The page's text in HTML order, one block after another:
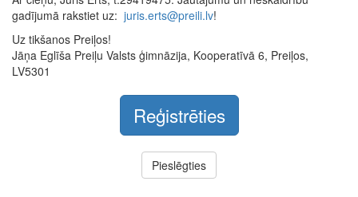
gadījumā rakstiet uz: juris.erts@preili.lv!
Uz tikšanos Preiļos!
Jāņa Eglīša Preiļu Valsts ģimnāzija, Kooperatīvā 6, Preiļos,
LV5301
Reģistrēties
Pieslēgties